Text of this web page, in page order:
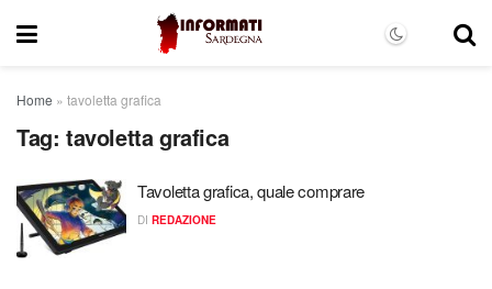
Home » tavoletta grafica
Tag: tavoletta grafica
Tavoletta grafica, quale comprare
DI REDAZIONE